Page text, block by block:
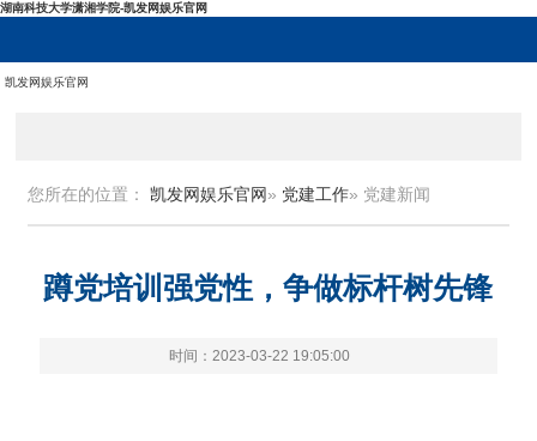
湖南科技大学潇湘学院-凯发网娱乐官网
凯发网娱乐官网
您所在的位置：凯发网娱乐官网» 党建工作» 党建新闻
蹲党培训强党性，争做标杆树先锋
时间：2023-03-22 19:05:00